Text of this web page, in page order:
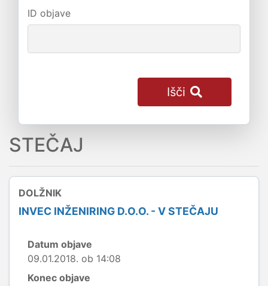
ID objave
Išči
STEČAJ
DOLŽNIK
INVEC INŽENIRING D.O.O. - V STEČAJU
Datum objave
09.01.2018. ob 14:08
Konec objave